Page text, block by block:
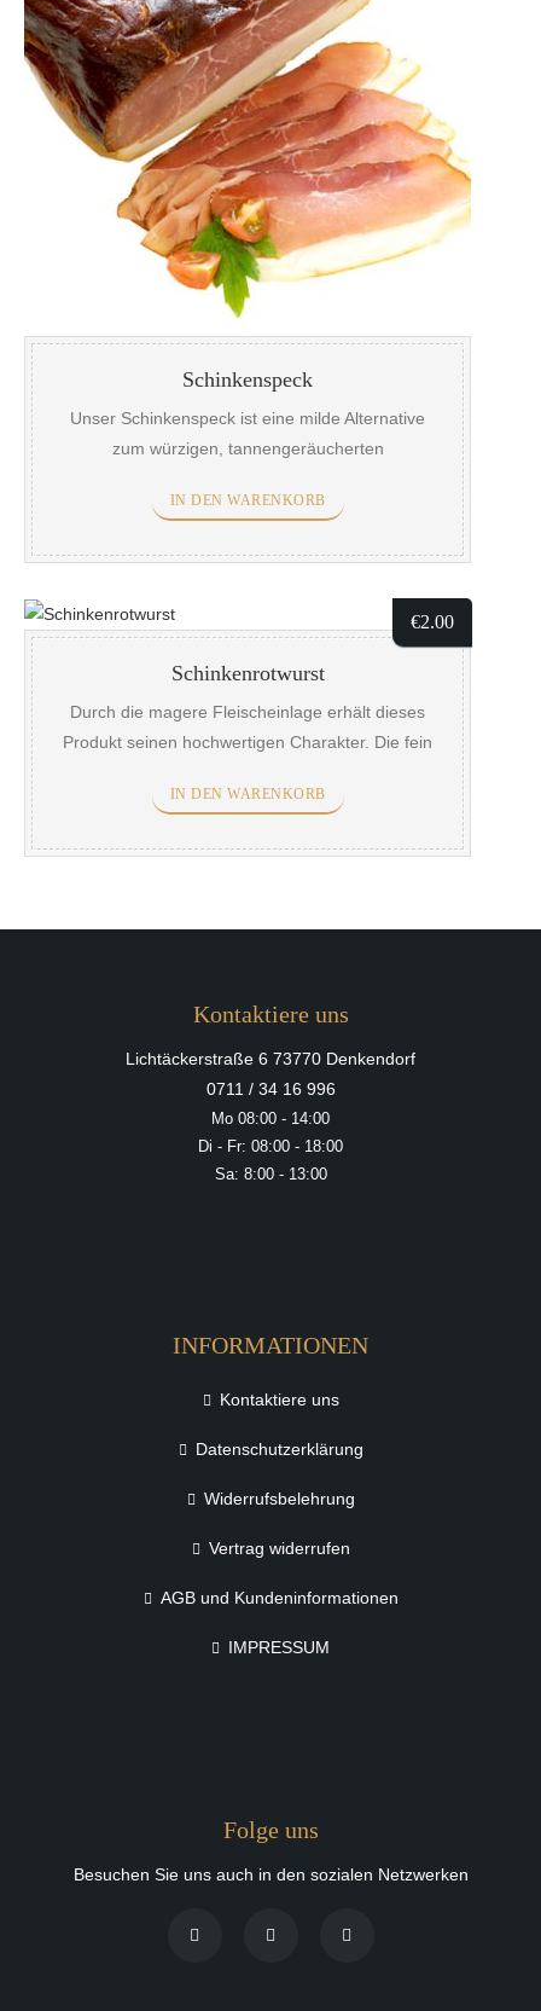
Schinkenspeck
Unser Schinkenspeck ist eine milde Alternative
zum würzigen, tannengeräucherten
Gewürze und feinen Buchenholzrauch erhält
Aroma.
IN DEN WARENKORB
€2.00
Schinkenrotwurst
Durch die magere Fleischeinlage erhält dieses
Produkt seinen hochwertigen Charakter. Die fein
Naturgewürzen sowie Kräuter sorgt für besten
IN DEN WARENKORB
Kontaktiere uns
Lichtäckerstraße 6 73770 Denkendorf
0711 / 34 16 996
Mo 08:00 - 14:00
Di - Fr: 08:00 - 18:00
Sa: 8:00 - 13:00
INFORMATIONEN
Kontaktiere uns
Datenschutzerklärung
Widerrufsbelehrung
Vertrag widerrufen
AGB und Kundeninformationen
IMPRESSUM
Folge uns
Besuchen Sie uns auch in den sozialen Netzwerken